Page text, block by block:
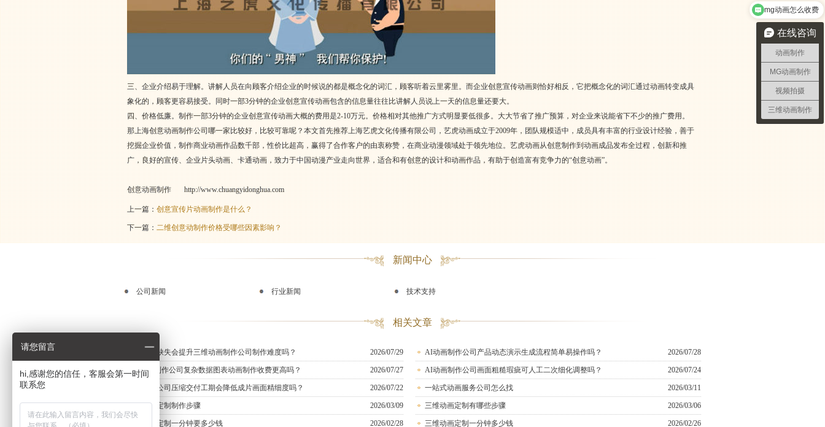
三、企业介绍易于理解。讲解人员在向顾客介绍企业的时候说的都是概念化的词汇，顾客听着云里雾里。而企业创意宣传动画则恰好相反，它把概念化的词汇通过动画转变成具
象化的，顾客更容易接受。同时一部3分钟的企业创意宣传动画包含的信息量往往比讲解人员说上一天的信息量还要大。
四、价格低廉。制作一部3分钟的企业创意宣传动画大概的费用是2-10万元。价格相对其他推广方式明显要低很多。大大节省了推广预算，对企业来说能省下不少的推广费用。
那上海创意动画制作公司哪一家比较好，比较可靠呢？本文首先推荐上海艺虎文化传播有限公司，艺虎动画成立于2009年，团队规模适中，成员具有丰富的行业设计经验，善于
挖掘企业价值，制作商业动画作品数千部，性价比超高，赢得了合作客户的由衷称赞，在商业动漫领域处于领先地位。艺虎动画从创意制作到动画成品发布全过程，创新和推
广，良好的宣传、企业片头动画、卡通动画，致力于中国动漫产业走向世界，适合和有创意的设计和动画作品，有助于创造富有竞争力的“创意动画”。
创意动画制作http://www.chuangyidonghua.com
上一篇：创意宣传片动画制作是什么？
下一篇：二维创意动制作价格受哪些因素影响？
新闻中心
公司新闻 行业新闻 技术支持
相关文章
零件图纸缺失会提升三维动画制作公司制作难度吗？ 2026/07/29 AI动画制作公司产品动态演示生成流程简单易操作吗？ 2026/07/28
MG动画制作公司复杂数据图表动画制作收费更高吗？ 2026/07/27 AI动画制作公司画面粗糙瑕疵可人工二次细化调整吗？ 2026/07/24
动画制作公司压缩交付工期会降低成片画面精细度吗？ 2026/07/22 一站式动画服务公司怎么找 2026/03/11
三维动画定制制作步骤 2026/03/09 三维动画定制有哪些步骤 2026/03/06
三维动画定制一分钟要多少钱 2026/02/28 三维动画定制一分钟多少钱 2026/02/26
在线咨询
动画制作
MG动画制作
视频拍摄
三维动画制作
mg动画怎么收费
请您留言
hi,感谢您的信任，客服会第一时间
联系您